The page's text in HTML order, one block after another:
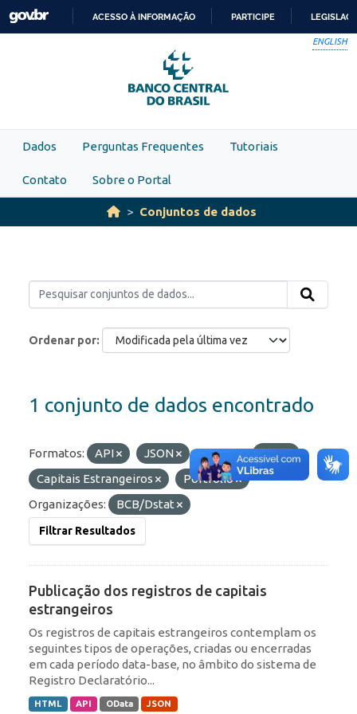
Skip to main content
PARA
O
CONTEÚDO
ACESSO À INFORMAÇÃO PARTICIPE
ENGLISH
Dados Perguntas Frequentes Tutoriais
Contato Sobre o Portal
Conjuntos de dados
Ordenar por
1 conjunto de dados encontrado
Formatos: API JSON Etiquetas:
ROF
Capitais Estrangeiros
Portfólio
Organizações:
BCB/Dstat
Filtrar Resultados
Publicação dos registros de capitais
estrangeiros
Os registros de capitais estrangeiros contemplam os
seguintes tipos de operações, criadas ou encerradas
em cada período data-base, no âmbito do sistema de
Registro Declaratório...
HTML API OData JSON